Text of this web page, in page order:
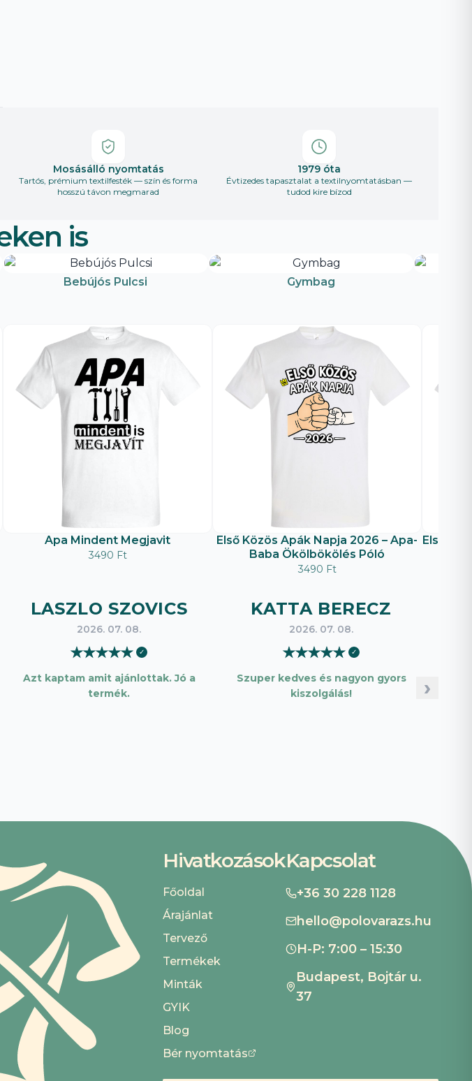
Mosásálló nyomtatás
Tartós, prémium textilfesték — szín és forma
hosszú távon megmarad
1979 óta
Évtizedes tapasztalat a textilnyomtatásban —
tudod kire bízod
is
Bebújós Pulcsi Gymbag
Apa Mindent Megjavit
3490 Ft
Első Közös Apák Napja 2026 – Apa-
Baba Ökölbökölés Póló
3490 Ft
Első
LASZLO SZOVICS
2026. 07. 08.
★★★★★ ✓
Azt kaptam amit ajánlottak. Jó a
termék.
KATTA BERECZ
2026. 07. 08.
★★★★★ ✓
Szuper kedves és nagyon gyors
kiszolgálás!
›
Hivatkozások
Főoldal
Árajánlat
Tervező
Termékek
Minták
GYIK
Blog
Bér nyomtatás
Kapcsolat
+36 30 228 1128
hello@polovarazs.hu
H-P: 7:00 – 15:30
Budapest, Bojtár u.
37